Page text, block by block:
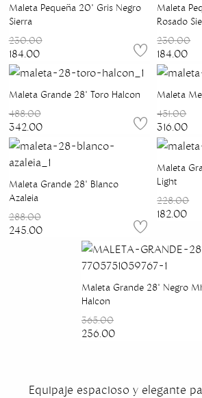
Maleta Pequeña 20" Gris Negro
Sierra
230.00
184.00
Maleta
Rosado
230.00
184.00
Maleta Grande 28" Toro Halcon
488.00
342.00
Maleta
451.00
316.00
Maleta Grande 28" Blanco
Azaleia
288.00
245.00
Maleta Grande 28"
Light
228.00
182.00
Maleta Grande 28" Negro Mh
Halcon
365.00
256.00
Equipaje espacioso y elegante